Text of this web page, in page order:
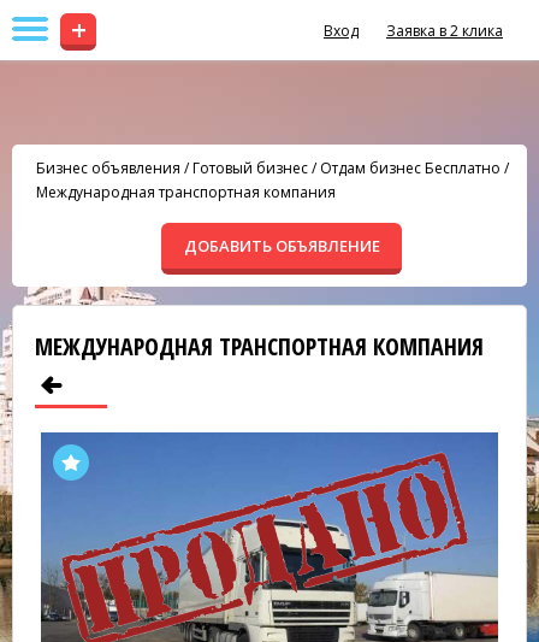
+ Вход Заявка в 2 клика
Бизнес объявления /Готовый бизнес/Отдам бизнес Бесплатно /
Международная транспортная компания
ДОБАВИТЬ ОБЪЯВЛЕНИЕ
МЕЖДУНАРОДНАЯ ТРАНСПОРТНАЯ КОМПАНИЯ